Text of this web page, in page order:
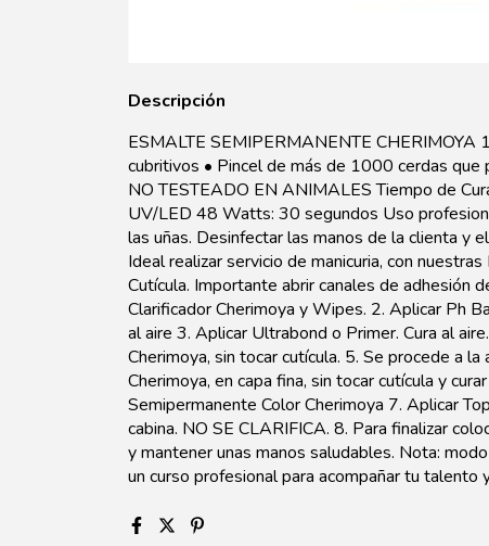
Descripción
ESMALTE SEMIPERMANENTE
cubritivos • Pincel de más de 1000 cerdas que
NO TESTEADO EN ANIMALES Tiempo de
UV/LED 48 Watts: 30 segundos Uso
las uñas. Desinfectar las manos de la clienta y
Ideal realizar servicio de manicuria, con
Cutícula. Importante abrir canales de adhesión
Clarificador Cherimoya y Wipes. 2. Aplicar Ph
al aire 3. Aplicar Ultrabond o Primer. Cura al
Cherimoya, sin tocar cutícula. 5. Se procede a
Cherimoya, en capa fina, sin tocar cutícula y
Semipermanente Color Cherimoya 7. Aplicar
cabina. NO SE CLARIFICA. 8. Para finalizar
y mantener unas manos saludables. Nota:
un curso profesional para acompañar tu talento